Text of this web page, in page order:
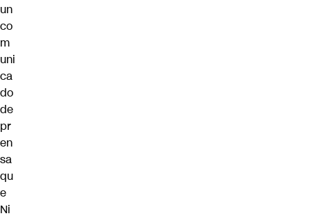
un
co
m
uni
ca
do
de
pr
en
sa
qu
e
Ni